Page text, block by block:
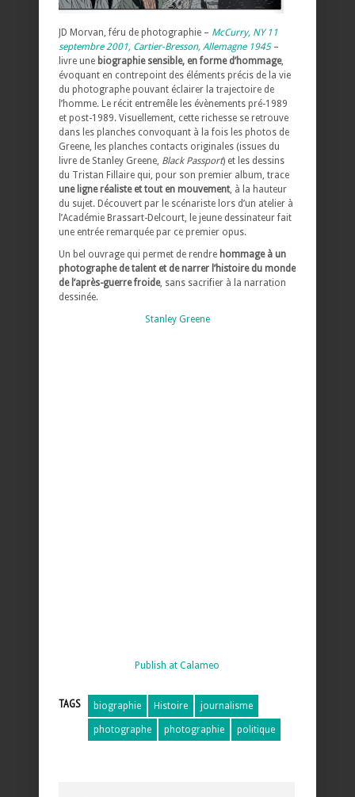
JD Morvan, féru de photographie – McCurry, NY 11
septembre 2001, Cartier-Bresson, Allemagne 1945–
livre une biographie sensible, en forme d’hommage,
évoquant en contrepoint des éléments précis de la vie
du photographe pouvant éclairer la trajectoire de
l’homme. Le récit entremêle les évènements pré-1989
et post-1989. Visuellement, cette richesse se retrouve
dans les planches convoquant à la fois les photos de
Greene, les planches contacts originales (issues du
livre de Stanley Greene, Black Passport) et les dessins
du Tristan Fillaire qui, pour son premier album, trace
une ligne réaliste et tout en mouvement , à la hauteur
du sujet. Découvert par le scénariste lors d’un atelier à
l’Académie Brassart-Delcourt, le jeune dessinateur fait
une entrée remarquée par ce premier opus.
Un bel ouvrage qui permet de rendre hommage à un
photographe de talent et de narrer l’histoire du monde
de l’après-guerre froide, sans sacrifier à la narration
dessinée.
Stanley Greene
Publish at Calameo
TAGS biographie Histoire journalisme
photographe photographie politique